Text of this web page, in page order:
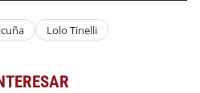
Lolo Tinelli